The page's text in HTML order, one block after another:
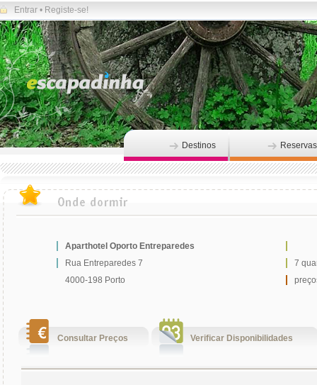
Entrar • Registe-se!
Destinos Reservas
Aparthotel Oporto Entreparedes
Rua Entreparedes 7
7
4000-198 Porto
Consultar Preços Verificar Disponibilidades